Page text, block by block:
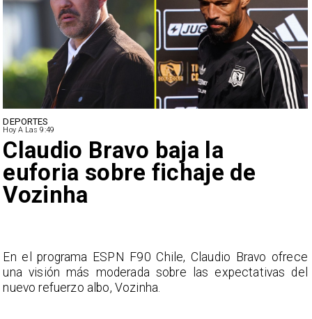
DEPORTES
Hoy A Las 9:49
Claudio Bravo baja la
euforia sobre fichaje de
Vozinha
En el programa ESPN F90 Chile, Claudio Bravo ofrece
una visión más moderada sobre las expectativas del
nuevo refuerzo albo, Vozinha.